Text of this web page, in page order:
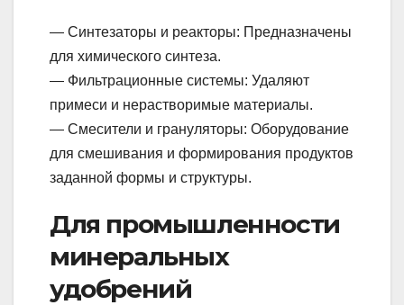
— Синтезаторы и реакторы: Предназначены
для химического синтеза.
— Фильтрационные системы: Удаляют
примеси и нерастворимые материалы.
— Смесители и грануляторы: Оборудование
для смешивания и формирования продуктов
заданной формы и структуры.
Для промышленности
минеральных
удобрений